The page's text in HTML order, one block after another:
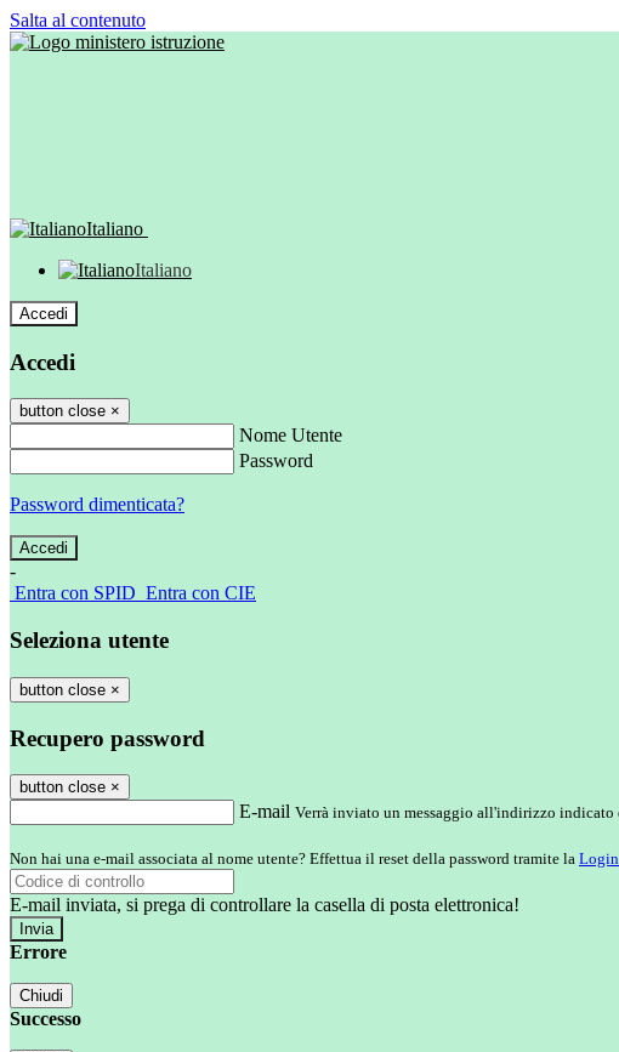
Salta al contenuto
Italiano
Italiano
Accedi
Accedi
button close ×
Nome Utente
Password
Password dimenticata?
-
Entra con SPID Entra con CIE
Seleziona utente
button close ×
Recupero password
button close ×
E-mail Verrà inviato un messaggio all'indirizzo indicato
Non hai una e-mail associata al nome utente? Effettua il reset della password tramite la
E-mail inviata, si prega di controllare la casella di posta elettronica!
Errore
Chiudi
Successo